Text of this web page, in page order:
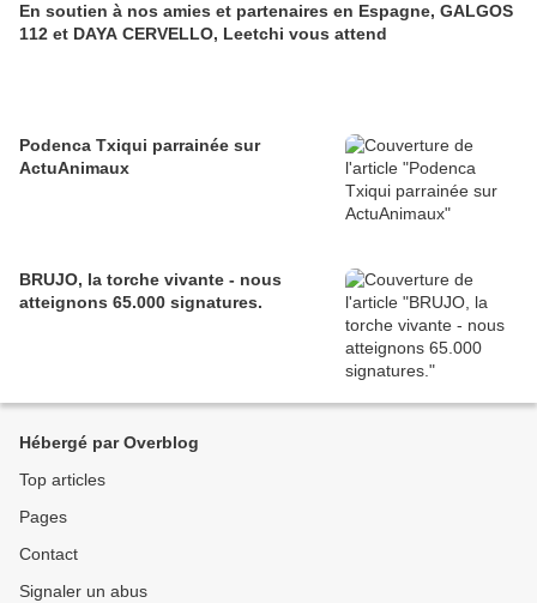
En soutien à nos amies et partenaires en Espagne, GALGOS
112 et DAYA CERVELLO, Leetchi vous attend
Podenca Txiqui parrainée sur
ActuAnimaux
BRUJO, la torche vivante - nous
atteignons 65.000 signatures.
Hébergé par Overblog
Top articles
Pages
Contact
Signaler un abus